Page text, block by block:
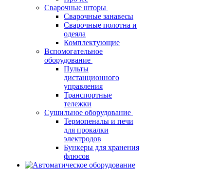
Сварочные шторы
Сварочные занавесы
Сварочные полотна и
одеяла
Комплектующие
Вспомогательное
оборудование
Пульты
дистанционного
управления
Транспортные
тележки
Сушильное оборудование
Термопеналы и печи
для прокалки
электродов
Бункеры для хранения
флюсов